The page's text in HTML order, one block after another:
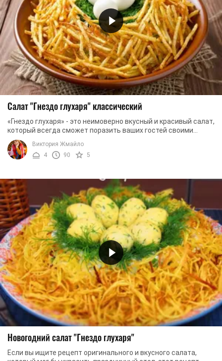
Салат "Гнездо глухаря" классический
«Гнездо глухаря» - это неимоверно вкусный и красивый салат,
который всегда сможет поразить ваших гостей своими
совершенными характеристиками. ...
Виктория Жмайло
4
90 5
Новогодний салат "Гнездо глухаря"
Если вы ищите рецепт оригинального и вкусного салата,